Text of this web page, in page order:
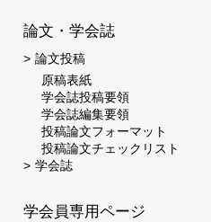
論文・学会誌
論文投稿
原稿表紙
学会誌投稿要領
学会誌編集要領
投稿論文フォーマット
投稿論文チェックリスト
学会誌
学会員専用ページ